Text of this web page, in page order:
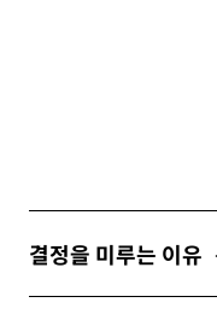
결정을 미루는 이유